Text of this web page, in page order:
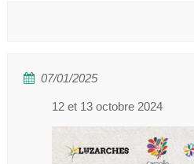
07/01/2025
12 et 13 octobre 2024